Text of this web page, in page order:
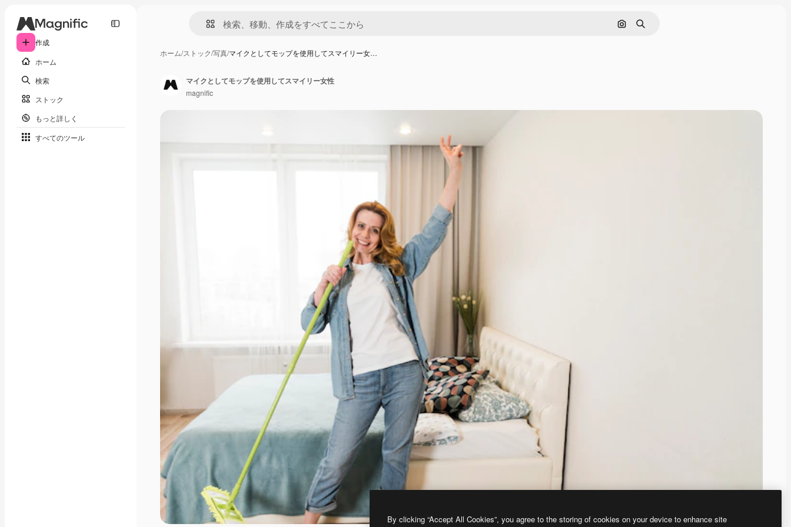
作成
ホーム
検索
ストック
もっと詳しく
すべてのツール
画像で検索
検索
ホーム/ストック/写真/マイクとしてモップを使用してスマイリー女…
マイクとしてモップを使用してスマイリー女性
magnific
By clicking “Accept All Cookies”, you agree to the storing of cookies on your device to enhance site